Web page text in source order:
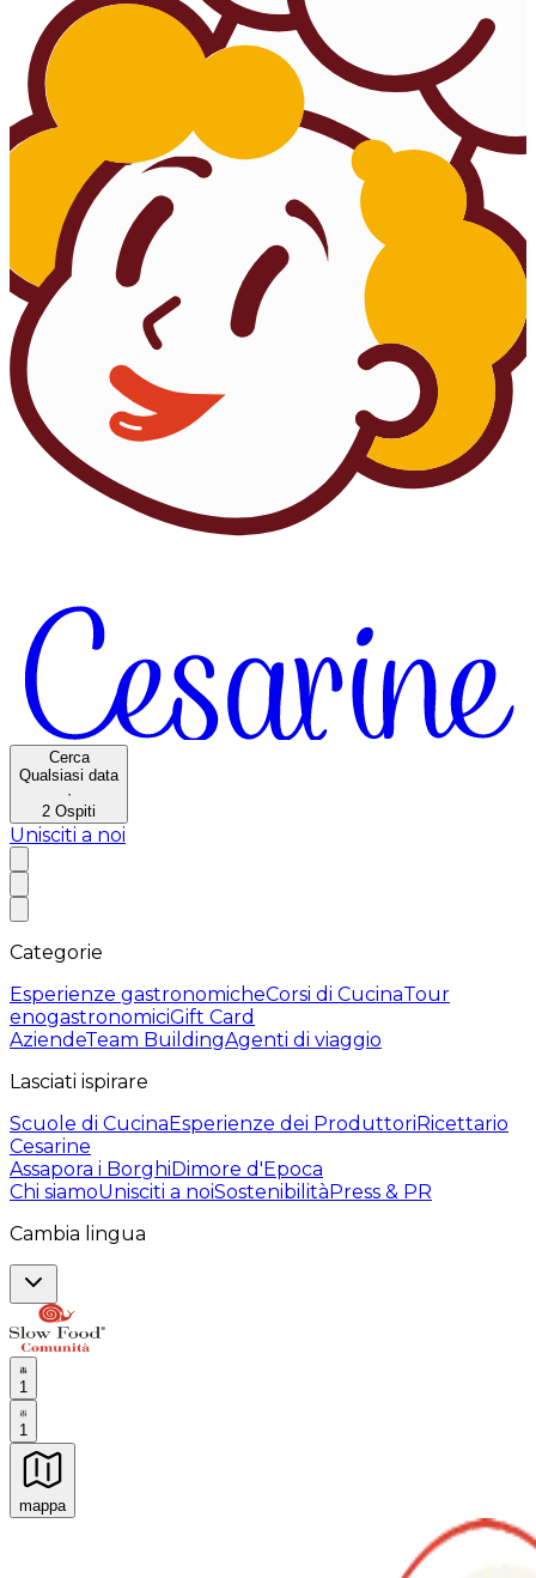
Cerca
Qualsiasi data
·
2 Ospiti
Unisciti a noi
Categorie
Esperienze gastronomicheCorsi di CucinaTour
enogastronomiciGift Card
AziendeTeam BuildingAgenti di viaggio
Lasciati ispirare
Scuole di CucinaEsperienze dei ProduttoriRicettario
Cesarine
Assapora i BorghiDimore d'Epoca
Chi siamoUnisciti a noiSostenibilitàPress & PR
Cambia lingua
1
1
mappa
Esperienze culinarie indimenticabili: Esperienze